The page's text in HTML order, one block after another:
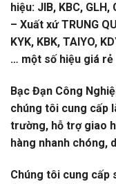
hiệu: JIB, KBC, GLH,
– Xuất xứ TRUNG
KYK, KBK, TAIYO,
… một số hiệu giá rẻ
Bạc Đạn Công
chúng tôi cung cấp
trường, hỗ trợ giao
hàng nhanh chóng,
Chúng tôi cung cấp